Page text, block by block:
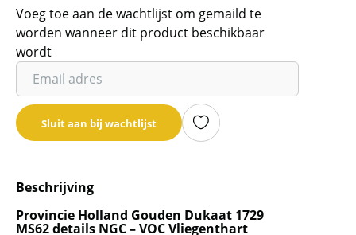
Voeg toe aan de wachtlijst om gemaild te
worden wanneer dit product beschikbaar
wordt
Vul
je
email
adres
de
wachtlijst
voor
Sluit aan bij wachtlijst
Beschrijving
Provincie Holland Gouden Dukaat 1729
MS62 details NGC – VOC Vliegenthart